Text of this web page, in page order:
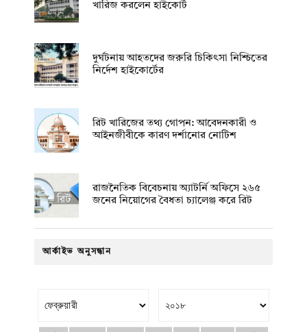
খারিজ করলেন হাইকোর্ট
দুর্ঘটনায় আহতদের জরুরি চিকিৎসা নিশ্চিতের
নির্দেশ হাইকোর্টের
রিট খারিজের তথ্য গোপন: আবেদনকারী ও
আইনজীবীকে কারণ দর্শানোর নোটিশ
রাজনৈতিক বিবেচনায় অ‍্যাটর্নি অফিসে ২৬৫
জনের নিয়োগের বৈধতা চ্যালেঞ্জ করে রিট
আর্কাইভ অনুসন্ধান